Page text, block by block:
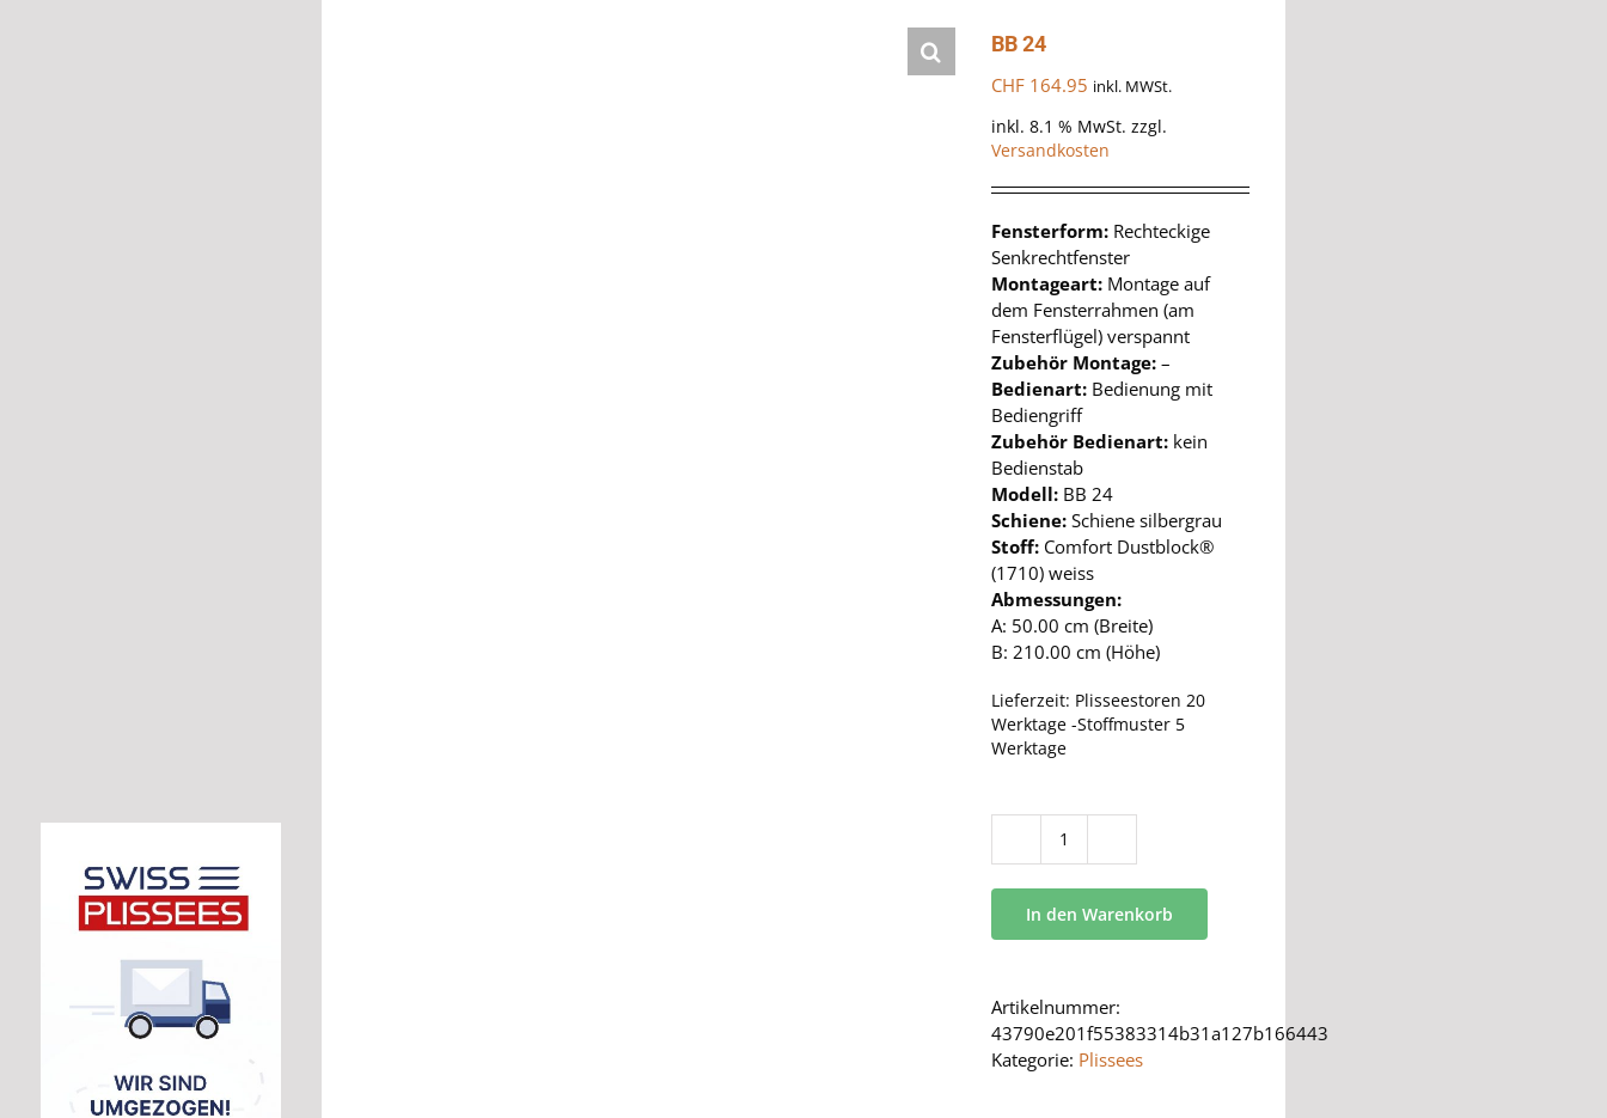
BB 24
CHF164.95 inkl. MWSt.
inkl. 8.1 % MwSt. zzgl.
Versandkosten
Fensterform: Rechteckige
Senkrechtfenster
Montageart: Montage auf
dem Fensterrahmen (am
Fensterflügel) verspannt
Zubehör Montage: –
Bedienart: Bedienung mit
Bediengriff
Zubehör Bedienart: kein
Bedienstab
Modell: BB 24
Schiene: Schiene silbergrau
Stoff: Comfort Dustblock®
(1710) weiss
Abmessungen:
A: 50.00 cm (Breite)
B: 210.00 cm (Höhe)
Lieferzeit: Plisseestoren 20
Werktage -Stoffmuster 5
Werktage
BB
Menge
In den Warenkorb
Artikelnummer:
43790e201f55383314b31a127b166443
Kategorie: Plissees